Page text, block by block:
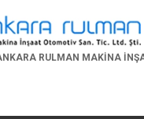
RULMAN MAKİNA